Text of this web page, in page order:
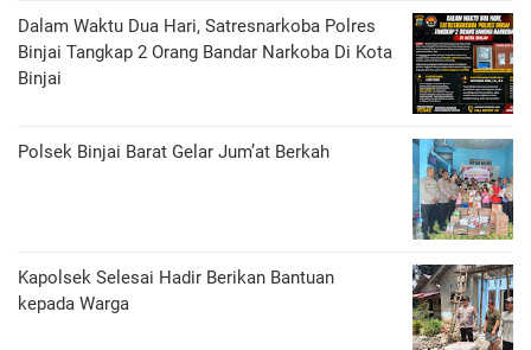
Dalam Waktu Dua Hari, Satresnarkoba Polres
Binjai Tangkap 2 Orang Bandar Narkoba Di Kota
Binjai
Polsek Binjai Barat Gelar Jum’at Berkah
Kapolsek Selesai Hadir Berikan Bantuan
kepada Warga